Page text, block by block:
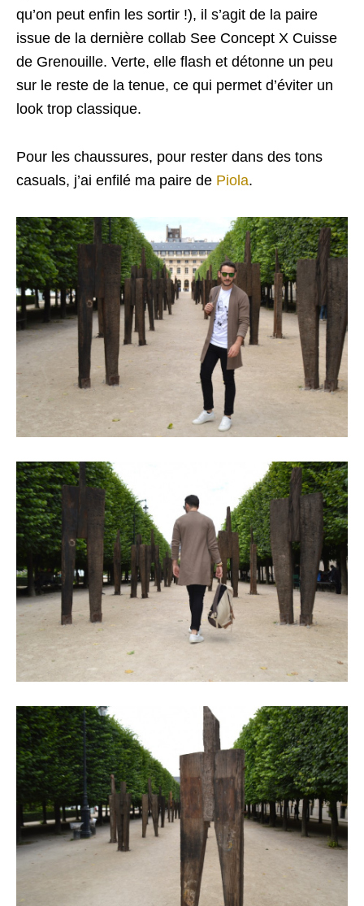
qu’on peut enfin les sortir !), il s’agit de la paire
issue de la dernière collab See Concept X Cuisse
de Grenouille. Verte, elle flash et détonne un peu
sur le reste de la tenue, ce qui permet d’éviter un
look trop classique.
Pour les chaussures, pour rester dans des tons
casuals, j’ai enfilé ma paire de Piola.